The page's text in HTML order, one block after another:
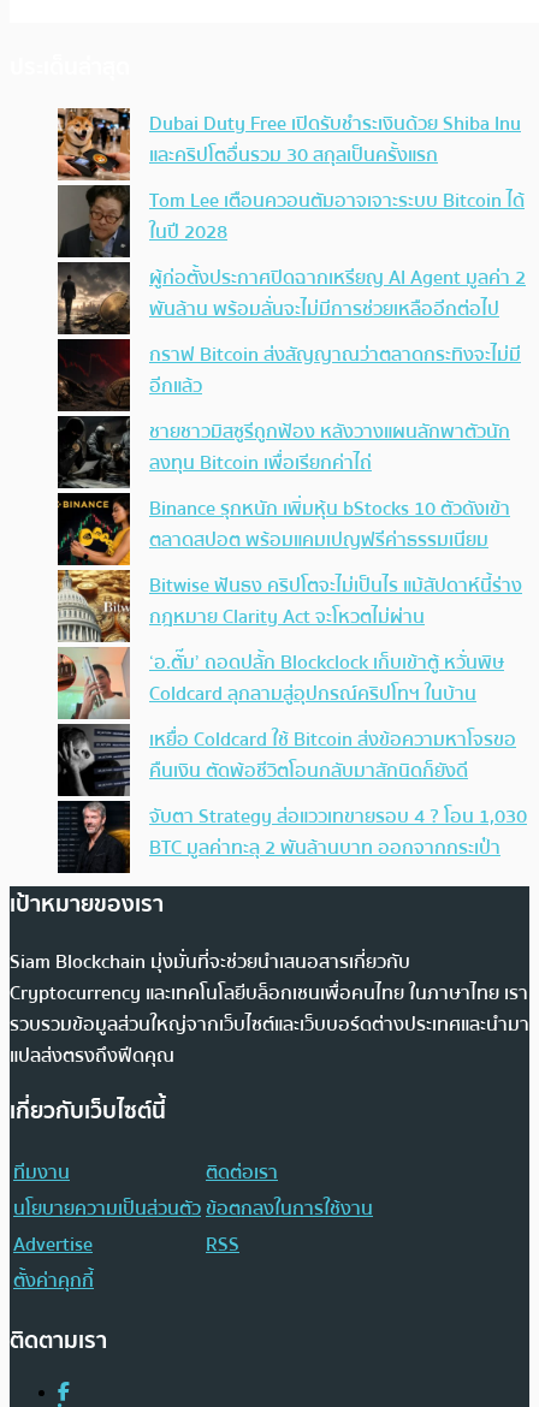
Dubai Duty Free เปิดรับชำระเงินด้วย Shiba Inu
และคริปโตอื่นรวม 30 สกุลเป็นครั้งแรก
Tom Lee เตือนควอนตัมอาจเจาะระบบ Bitcoin ได้
ในปี 2028
ผู้ก่อตั้งประกาศปิดฉากเหรียญ AI Agent มูลค่า 2
พันล้าน พร้อมลั่นจะไม่มีการช่วยเหลืออีกต่อไป
กราฟ Bitcoin ส่งสัญญาณว่าตลาดกระทิงจะไม่มี
อีกแล้ว
ชายชาวมิสซูรีถูกฟ้อง หลังวางแผนลักพาตัวนัก
ลงทุน Bitcoin เพื่อเรียกค่าไถ่
Binance รุกหนัก เพิ่มหุ้น bStocks 10 ตัวดังเข้า
ตลาดสปอต พร้อมแคมเปญฟรีค่าธรรมเนียม
Bitwise ฟันธง คริปโตจะไม่เป็นไร แม้สัปดาห์นี้ร่าง
กฎหมาย Clarity Act จะโหวตไม่ผ่าน
‘อ.ตั๊ม’ ถอดปลั้ก Blockclock เก็บเข้าตู้ หวั่นพิษ
Coldcard ลุกลามสู่อุปกรณ์คริปโทฯ ในบ้าน
เหยื่อ Coldcard ใช้ Bitcoin ส่งข้อความหาโจรขอ
คืนเงิน ตัดพ้อชีวิตโอนกลับมาสักนิดก็ยังดี
จับตา Strategy ส่อแววเทขายรอบ 4 ? โอน 1,030
BTC มูลค่าทะลุ 2 พันล้านบาท ออกจากกระเป๋า
เป้าหมายของเรา
Siam Blockchain มุ่งมั่นที่จะช่วยนำเสนอสารเกี่ยวกับ
Cryptocurrency และเทคโนโลยีบล็อกเชนเพื่อคนไทย ในภาษาไทย เรา
รวบรวมข้อมูลส่วนใหญ่จากเว็บไซต์และเว็บบอร์ดต่างประเทศและนำมา
แปลส่งตรงถึงฟีดคุณ
เกี่ยวกับเว็บไซต์นี้
ทีมงาน
ติดต่อเรา
นโยบายความเป็นส่วนตัวข้อตกลงในการใช้งาน
Advertise
RSS
ตั้งค่าคุกกี้
ติดตามเรา